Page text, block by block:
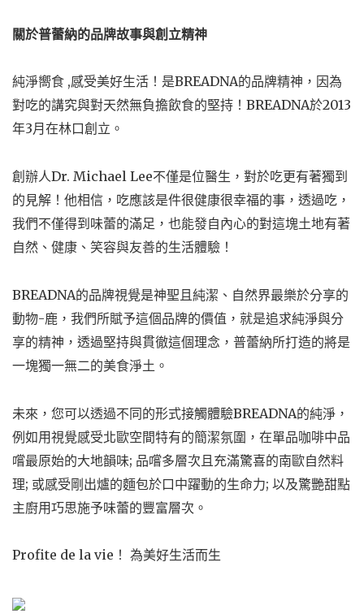
關於普蕾納的品牌故事與創立精神
純淨嚮食 ,感受美好生活！是BREADNA的品牌精神，因為
對吃的講究與對天然無負擔飲食的堅持！BREADNA於2013
年3月在林口創立。
創辦人Dr. Michael Lee不僅是位醫生，對於吃更有著獨到
的見解！他相信，吃應該是件很健康很幸福的事，透過吃，
我們不僅得到味蕾的滿足，也能發自內心的對這塊土地有著
自然、健康、笑容與友善的生活體驗！
BREADNA的品牌視覺是神聖且純潔、自然界最樂於分享的
動物-鹿，我們所賦予這個品牌的價值，就是追求純淨與分
享的精神，透過堅持與貫徹這個理念，普蕾納所打造的將是
一塊獨一無二的美食淨土。
未來，您可以透過不同的形式接觸體驗BREADNA的純淨，
例如用視覺感受北歐空間特有的簡潔氛圍，在單品咖啡中品
嚐最原始的大地韻味; 品嚐多層次且充滿驚喜的南歐自然料
理; 或感受剛出爐的麵包於口中躍動的生命力; 以及驚艷甜點
主廚用巧思施予味蕾的豐富層次。
Profite de la vie！ 為美好生活而生